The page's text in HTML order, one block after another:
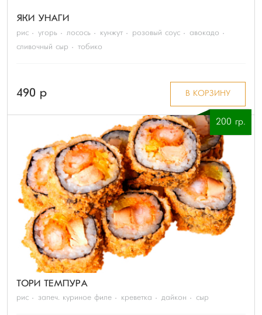
ЯКИ УНАГИ
рис угорь лосось кунжут розовый соус
авокадо
сливочный сыр
тобико
490 p В КОРЗИНУ
200 гр.
ТОРИ ТЕМПУРА
рис запеч. куриное филе креветка дайкон сыр